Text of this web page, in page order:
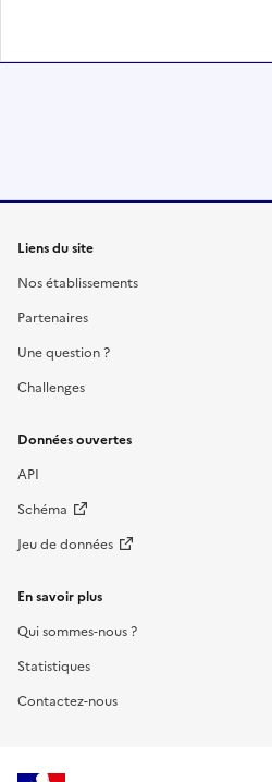
Liens du site
Nos établissements
Partenaires
Une question ?
Challenges
Données ouvertes
API
Schéma
Jeu de données
En savoir plus
Qui sommes-nous ?
Statistiques
Contactez-nous